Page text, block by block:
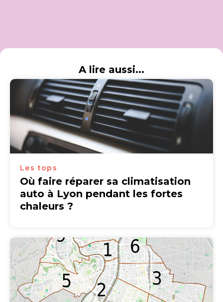
A lire aussi...
Les tops
Où faire réparer sa climatisation
auto à Lyon pendant les fortes
chaleurs ?